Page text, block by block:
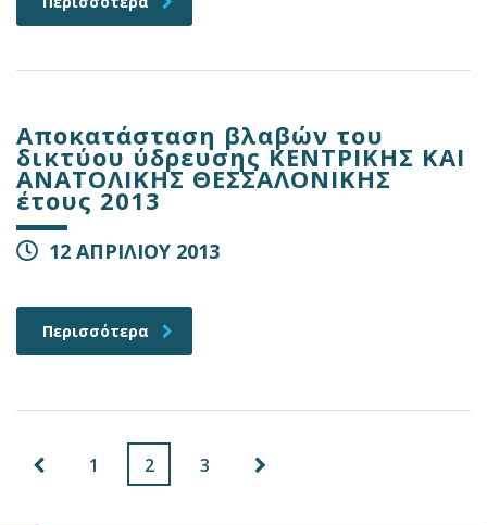
Αποκατάσταση βλαβών του
δικτύου ύδρευσης ΚΕΝΤΡΙΚΗΣ ΚΑΙ
ΑΝΑΤΟΛΙΚΗΣ ΘΕΣΣΑΛΟΝΙΚΗΣ
έτους 2013
12 ΑΠΡΙΛΙΟΥ 2013
Περισσότερα
1 2 3